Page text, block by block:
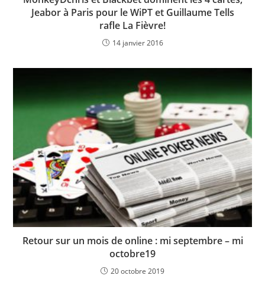
Jeabor à Paris pour le WiPT et Guillaume Tells
rafle La Fièvre!
14 janvier 2016
Retour sur un mois de online : mi septembre – mi
octobre19
20 octobre 2019